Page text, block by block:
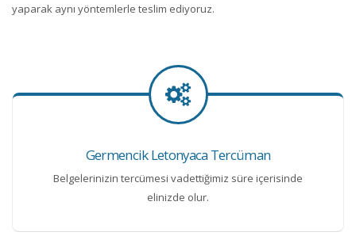
yaparak aynı yöntemlerle teslim ediyoruz.
Germencik Letonyaca Tercüman
Belgelerinizin tercümesi vadettiğimiz süre içerisinde
elinizde olur.